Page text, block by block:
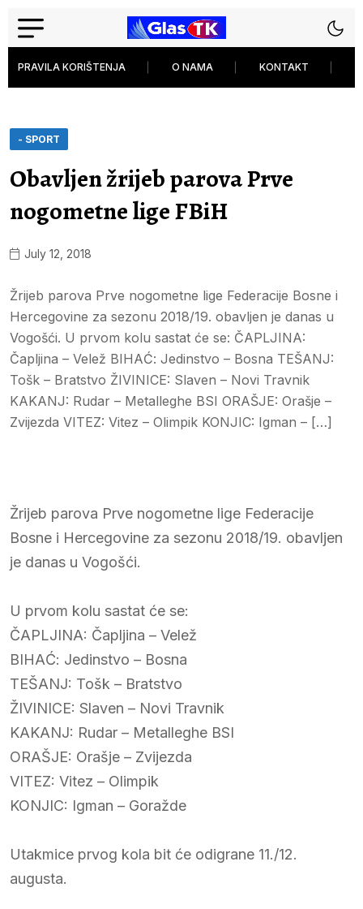
PRAVILA KORIŠTENJA O NAMA KONTAKT
- SPORT
Obavljen žrijeb parova Prve
nogometne lige FBiH
July 12, 2018
Žrijeb parova Prve nogometne lige Federacije Bosne i
Hercegovine za sezonu 2018/19. obavljen je danas u
Vogošći. U prvom kolu sastat će se: ČAPLJINA:
Čapljina – Velež BIHAĆ: Jedinstvo – Bosna TEŠANJ:
Tošk – Bratstvo ŽIVINICE: Slaven – Novi Travnik
KAKANJ: Rudar – Metalleghe BSI ORAŠJE: Orašje –
Zvijezda VITEZ: Vitez – Olimpik KONJIC: Igman – […]
Žrijeb parova Prve nogometne lige Federacije
Bosne i Hercegovine za sezonu 2018/19. obavljen
je danas u Vogošći.
U prvom kolu sastat će se:
ČAPLJINA: Čapljina – Velež
BIHAĆ: Jedinstvo – Bosna
TEŠANJ: Tošk – Bratstvo
ŽIVINICE: Slaven – Novi Travnik
KAKANJ: Rudar – Metalleghe BSI
ORAŠJE: Orašje – Zvijezda
VITEZ: Vitez – Olimpik
KONJIC: Igman – Goražde
Utakmice prvog kola bit će odigrane 11./12.
augusta.